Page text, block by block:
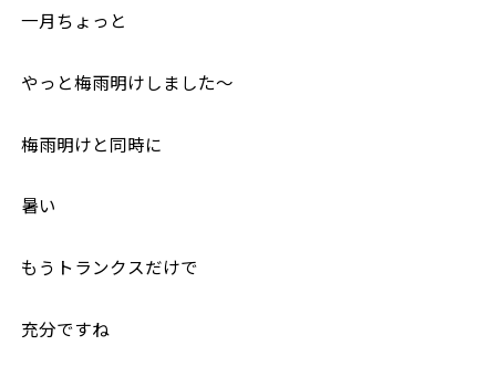
一月ちょっと
やっと梅雨明けしました〜
梅雨明けと同時に
暑い
もうトランクスだけで
充分ですね